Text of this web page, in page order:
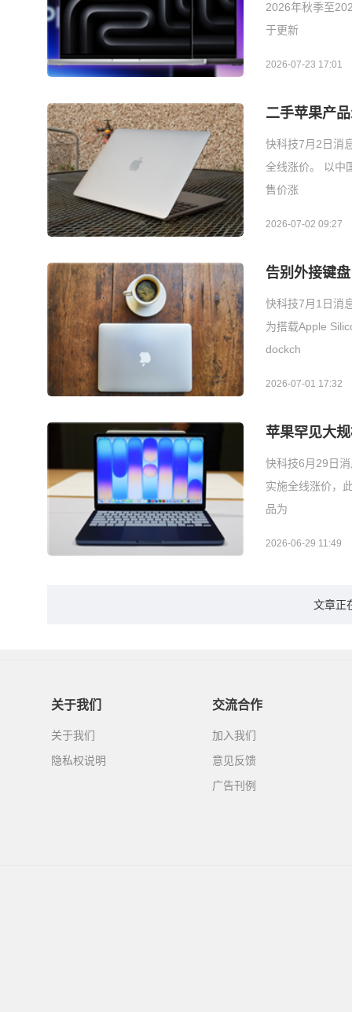
2026年秋季至
于更新
2026-07-23 17:01
二手苹果产
快科技7月2日消
全线涨价。 以中
售价涨
2026-07-02 09:27
告别外接键
快科技7月1日消
为搭载Apple
dockch
2026-07-01 17:32
苹果罕见大
快科技6月29日
实施全线涨价，
品为
2026-06-29 11:49
文章正
关于我们
关于我们
隐私权说明
交流合作
加入我们
意见反馈
广告刊例